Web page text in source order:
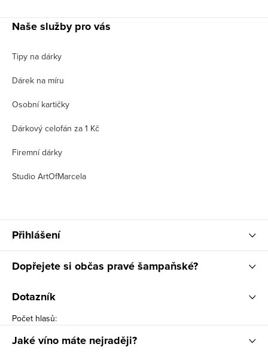
Naše služby pro vás
Tipy na dárky
Dárek na míru
Osobní kartičky
Dárkový celofán za 1 Kč
Firemní dárky
Studio ArtOfMarcela
Přihlášení
Dopřejete si občas pravé šampaňské?
Dotazník
Počet hlasů:
Jaké víno máte nejraději?